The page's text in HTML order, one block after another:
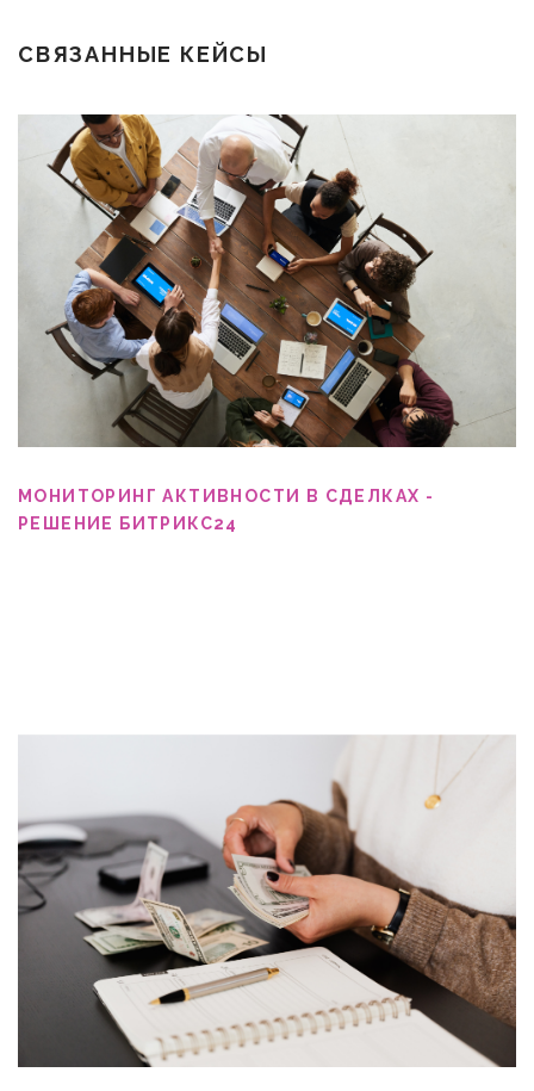
СВЯЗАННЫЕ КЕЙСЫ
МОНИТОРИНГ АКТИВНОСТИ В СДЕЛКАХ -
РЕШЕНИЕ БИТРИКС24